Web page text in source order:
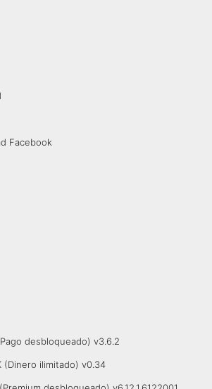
Facebook
desbloqueado) v3.6.2
(Dinero ilimitado) v0.34